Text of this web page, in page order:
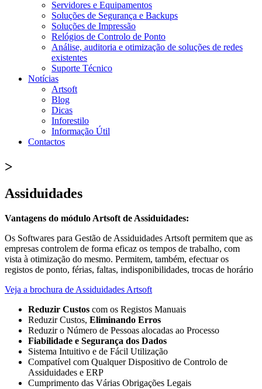
Servidores e Equipamentos
Soluções de Segurança e Backups
Soluções de Impressão
Relógios de Controlo de Ponto
Análise, auditoria e otimização de soluções de redes
existentes
Suporte Técnico
Notícias
Artsoft
Blog
Dicas
Inforestilo
Informação Útil
Contactos
>
Assiduidades
Vantagens do módulo Artsoft de Assiduidades:
Os Softwares para Gestão de Assiduidades Artsoft permitem que as
empresas controlem de forma eficaz os tempos de trabalho, com
vista à otimização do mesmo. Permitem, também, efectuar os
registos de ponto, férias, faltas, indisponibilidades, trocas de horário
Veja a brochura de Assiduidades Artsoft
Reduzir Custos com os Registos Manuais
Reduzir Custos, Eliminando Erros
Reduzir o Número de Pessoas alocadas ao Processo
Fiabilidade e Segurança dos Dados
Sistema Intuitivo e de Fácil Utilização
Compatível com Qualquer Dispositivo de Controlo de
Assiduidades e ERP
Cumprimento das Várias Obrigações Legais